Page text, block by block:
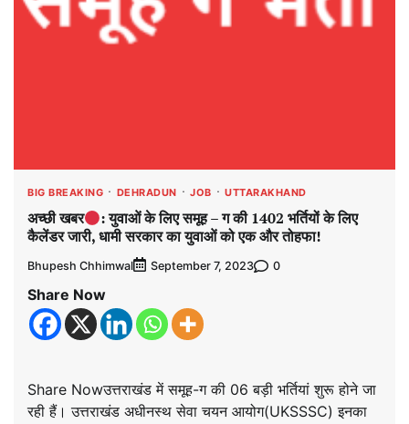
BIG BREAKING DEHRADUN JOB UTTARAKHAND
अच्छी खबर
: युवाओं के लिए समूह – ग की 1402 भर्तियों के लिए
कैलेंडर जारी, धामी सरकार का युवाओं को एक और तोहफा!
Bhupesh Chhimwal September 7, 2023 0
Share Now
Share Nowउत्तराखंड में समूह-ग की 06 बड़ी भर्तियां शुरू होने जा
रही हैं। उत्तराखंड अधीनस्थ सेवा चयन आयोग(UKSSSC) इनका